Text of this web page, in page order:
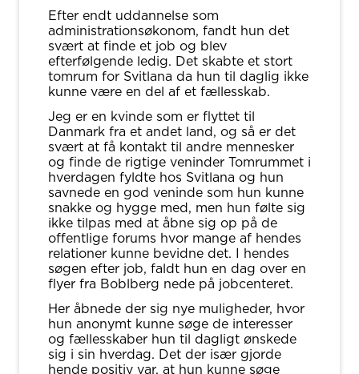
Efter endt uddannelse som
administrationsøkonom, fandt hun det
svært at finde et job og blev
efterfølgende ledig. Det skabte et stort
tomrum for Svitlana da hun til daglig ikke
kunne være en del af et fællesskab.
Jeg er en kvinde som er flyttet til
Danmark fra et andet land, og så er det
svært at få kontakt til andre mennesker
og finde de rigtige veninder Tomrummet i
hverdagen fyldte hos Svitlana og hun
savnede en god veninde som hun kunne
snakke og hygge med, men hun følte sig
ikke tilpas med at åbne sig op på de
offentlige forums hvor mange af hendes
relationer kunne bevidne det. I hendes
søgen efter job, faldt hun en dag over en
flyer fra Boblberg nede på jobcenteret.
Her åbnede der sig nye muligheder, hvor
hun anonymt kunne søge de interesser
og fællesskaber hun til dagligt ønskede
sig i sin hverdag. Det der især gjorde
hende positiv var, at hun kunne søge